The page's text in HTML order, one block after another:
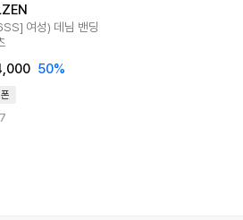
여성) 데님 밴딩
50%
7